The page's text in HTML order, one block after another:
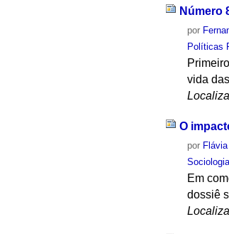
Número
por
Políticas
vida
O
por
Sociologia
Em
dossiê